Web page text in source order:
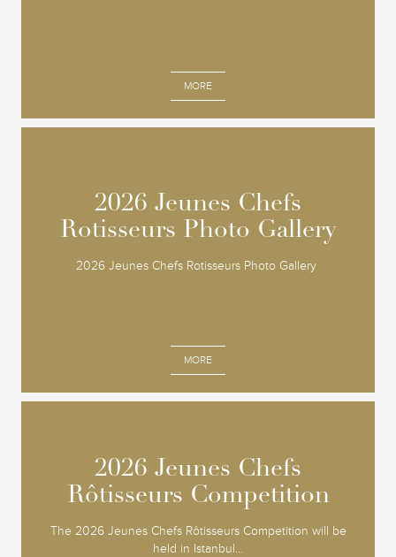
MORE
2026 Jeunes Chefs
Rotisseurs Photo Gallery
2026 Jeunes Chefs Rotisseurs Photo Gallery
MORE
2026 Jeunes Chefs
Rotisseurs Photo Gallery
2026 Jeunes Chefs
Rôtisseurs Competition
The 2026 Jeunes Chefs Rôtisseurs Competition will be
held in Istanbul...
2026 Jeunes Chefs
Rôtisseurs Competition